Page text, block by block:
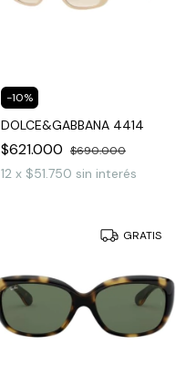
-10%
DOLCE&GABBANA 4414
$621.000 $690.000
12 x $51.750 sin interés
GRATIS